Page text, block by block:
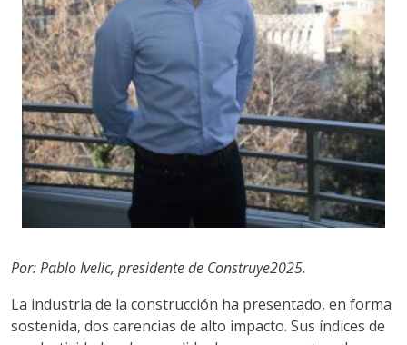
Por: Pablo Ivelic, presidente de Construye2025.
La industria de la construcción ha presentado, en forma
sostenida, dos carencias de alto impacto. Sus índices de